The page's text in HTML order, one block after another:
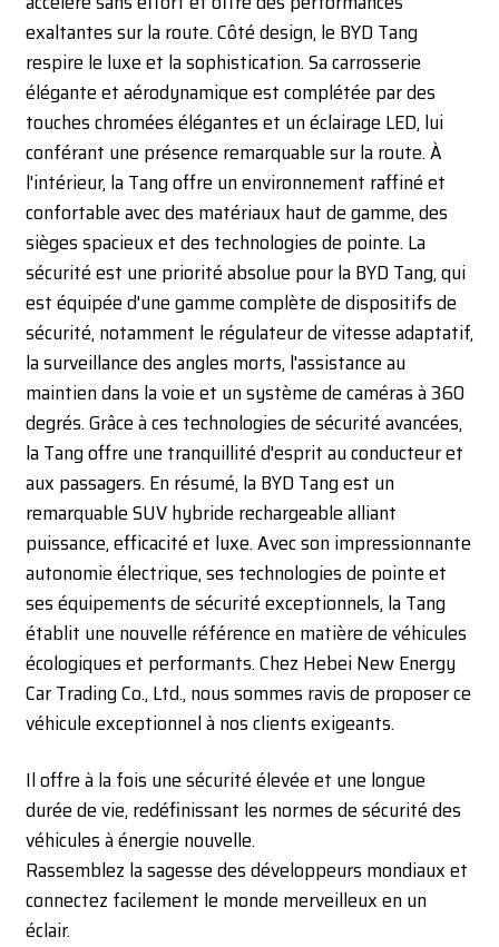
exaltantes sur la route. Côté design, le BYD Tang
respire le luxe et la sophistication. Sa carrosserie
élégante et aérodynamique est complétée par des
touches chromées élégantes et un éclairage LED, lui
conférant une présence remarquable sur la route. À
l'intérieur, la Tang offre un environnement raffiné et
confortable avec des matériaux haut de gamme, des
sièges spacieux et des technologies de pointe. La
sécurité est une priorité absolue pour la BYD Tang, qui
est équipée d'une gamme complète de dispositifs de
sécurité, notamment le régulateur de vitesse adaptatif,
la surveillance des angles morts, l'assistance au
maintien dans la voie et un système de caméras à 360
degrés. Grâce à ces technologies de sécurité avancées,
la Tang offre une tranquillité d'esprit au conducteur et
aux passagers. En résumé, la BYD Tang est un
remarquable SUV hybride rechargeable alliant
puissance, efficacité et luxe. Avec son impressionnante
autonomie électrique, ses technologies de pointe et
ses équipements de sécurité exceptionnels, la Tang
établit une nouvelle référence en matière de véhicules
écologiques et performants. Chez Hebei New Energy
Car Trading Co., Ltd., nous sommes ravis de proposer ce
véhicule exceptionnel à nos clients exigeants.
Il offre à la fois une sécurité élevée et une longue
durée de vie, redéfinissant les normes de sécurité des
véhicules à énergie nouvelle.
Rassemblez la sagesse des développeurs mondiaux et
connectez facilement le monde merveilleux en un
éclair.